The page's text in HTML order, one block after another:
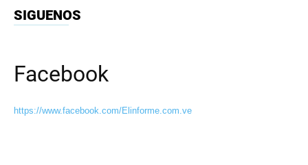
SIGUENOS
Facebook
https://www.facebook.com/Elinforme.com.ve